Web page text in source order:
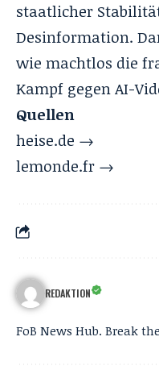
staatlicher
Desinformation.
wie machtlos die
Kampf gegen AI-
Quellen
heise.de →
lemonde.fr →
REDAKTION
FoB News Hub. Break